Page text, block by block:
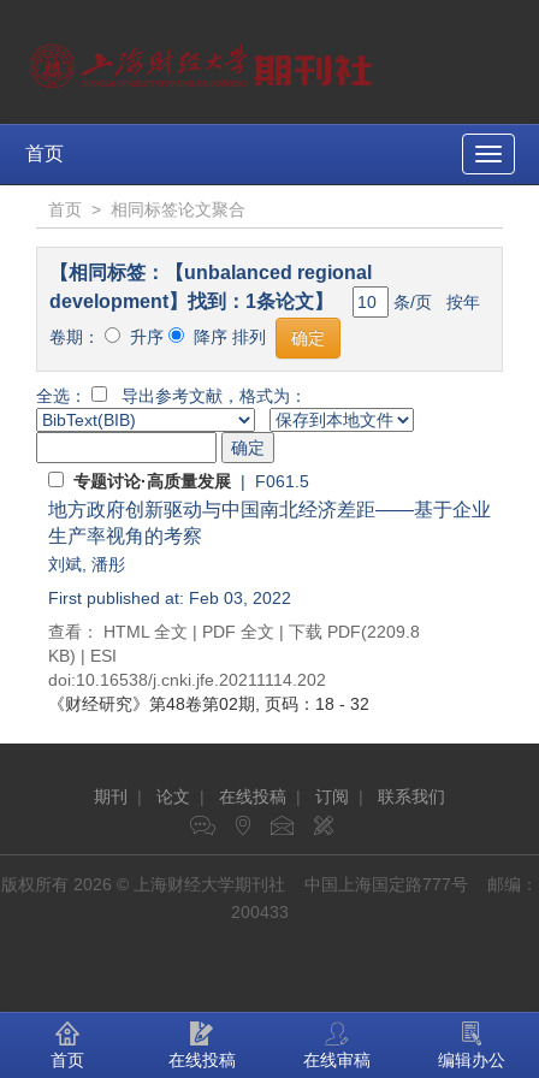
Toggle
首页
首页 > 相同标签论文聚合
【相同标签：【unbalanced regional
development】找到：1条论文】
条/页 按年
卷期：
升序 降序 排列
全选： 导出参考文献，格式为：
专题讨论·高质量发展 | F061.5
地方政府创新驱动与中国南北经济差距——基于企业
生产率视角的考察
刘斌 潘彤
First published at: Feb 03, 2022
查看： HTML 全文 | PDF 全文 | 下载 PDF(2209.8
KB) | ESI
doi:10.16538/j.cnki.jfe.20211114.202
《财经研究》 第48卷第02期 , 页码：18 - 32
期刊 | 论文 | 在线投稿 | 订阅 | 联系我们
版权所有 2026 © 上海财经大学期刊社 中国上海国定路777号 邮编：
200433
首页 在线投稿 在线审稿 编辑办公